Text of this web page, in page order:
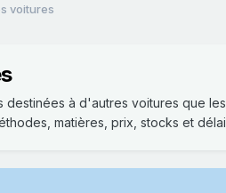
voitures
à d'autres voitures que
matières, prix, stocks et